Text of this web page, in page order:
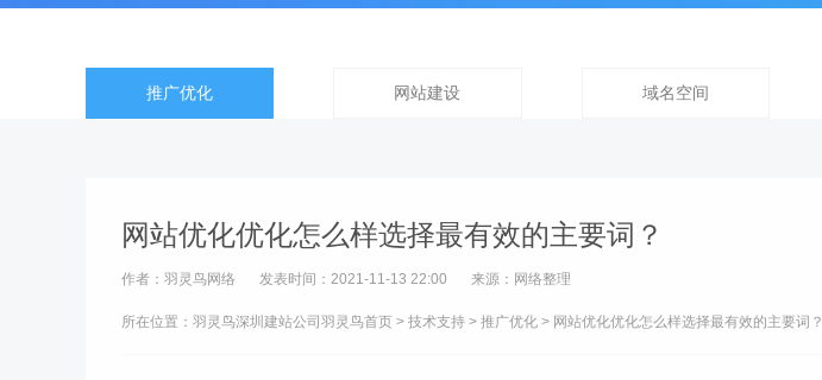
推广优化 网站建设 域名空间
网站优化优化怎么样选择最有效的主要词？
作者：羽灵鸟网络 发表时间：2021-11-13 22:00 来源：网络整理
所在位置：羽灵鸟深圳建站公司 羽灵鸟首页 > 技术支持 > 推广优化 > 网站优化优化怎么样选择最有效的主要词？